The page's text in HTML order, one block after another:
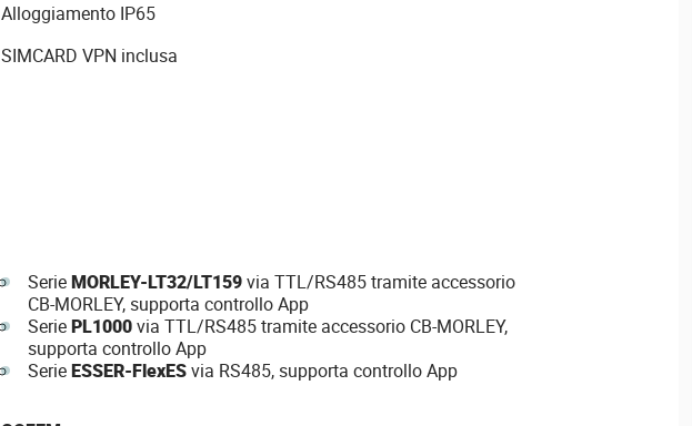
Alloggiamento IP65
SIMCARD VPN inclusa
SerieMORLEY-LT32/LT159via TTL/RS485 tramite accessorio
CB-MORLEY, supporta controllo App
SeriePL1000via TTL/RS485 tramite accessorio CB-MORLEY,
supporta controllo App
SerieESSER-FlexESvia RS485, supporta controllo App